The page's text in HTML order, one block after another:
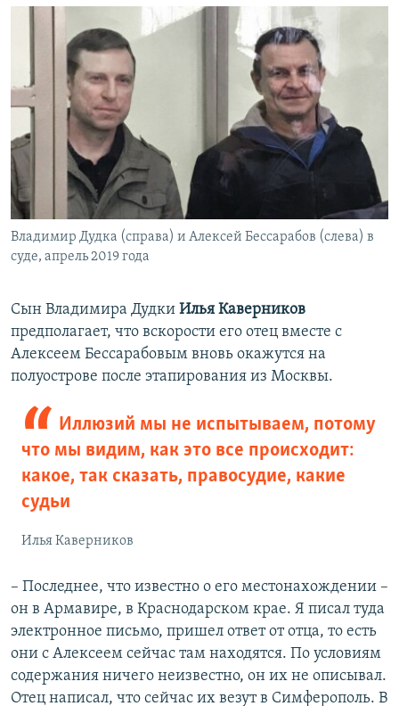
Владимир Дудка (справа) и Алексей Бессарабов (слева) в
суде, апрель 2019 года
Сын Владимира Дудки Илья Каверников
предполагает, что вскорости его отец вместе с
Алексеем Бессарабовым вновь окажутся на
полуострове после этапирования из Москвы.
Иллюзий мы не испытываем, потому
что мы видим, как это все происходит:
какое, так сказать, правосудие, какие
судьи
Илья Каверников
– Последнее, что известно о его местонахождении –
он в Армавире, в Краснодарском крае. Я писал туда
электронное письмо, пришел ответ от отца, то есть
они с Алексеем сейчас там находятся. По условиям
содержания ничего неизвестно, он их не описывал.
Отец написал, что сейчас их везут в Симферополь. В